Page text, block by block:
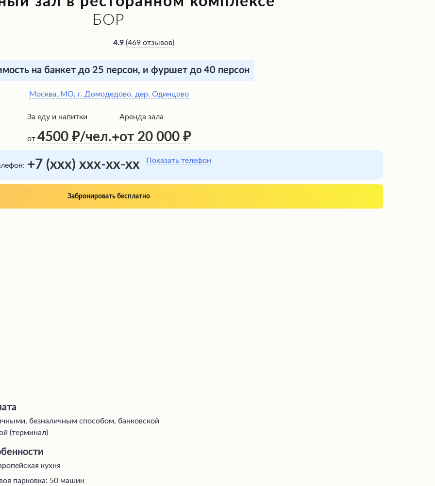
БОР
4.9 (469 отзывов)
на банкет до 25 персон, и фуршет до 40 персон
Москва, МО, г. Домодедово, дер. Одинцово
За еду и напитки
от 4500 /чел.+
Аренда зала
от 20 000
+7 (xxx) xxx-xx-xx Показать телефон
Забронировать бесплатно
безналичным способом, банковской
(терминал)
кухня
парковка: 50 машин